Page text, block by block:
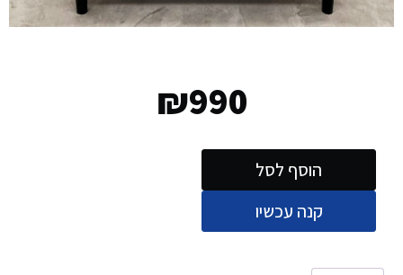
₪990
הוסף לסל
קנה עכשיו